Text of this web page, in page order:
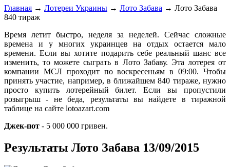
Главная → Лотереи Украины → Лото Забава → Лото Забава
840 тираж
Время летит быстро, неделя за неделей. Сейчас сложные
времена и у многих украинцев на отдых остается мало
времени. Если вы хотите подарить себе реальный шанс все
изменить, то можете сыграть в Лото Забаву. Эта лотерея от
компании МСЛ проходит по воскресеньям в 09:00. Чтобы
принять участие, например, в ближайшем 840 тираже, нужно
просто купить лотерейный билет. Если вы пропустили
розыгрыш - не беда, результаты вы найдете в тиражной
таблице на сайте lotoazart.com
Джек-пот - 5 000 000 гривен.
Результаты Лото Забава 13/09/2015